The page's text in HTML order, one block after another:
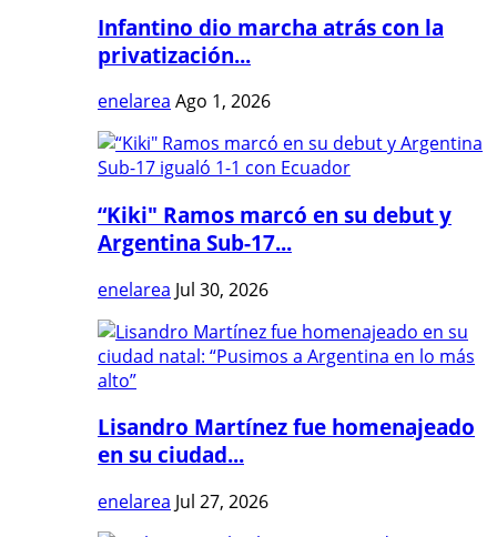
Infantino dio marcha atrás con la
privatización...
enelarea Ago 1, 2026
“Kiki" Ramos marcó en su debut y
Argentina Sub-17...
enelarea Jul 30, 2026
Lisandro Martínez fue homenajeado
en su ciudad...
enelarea Jul 27, 2026